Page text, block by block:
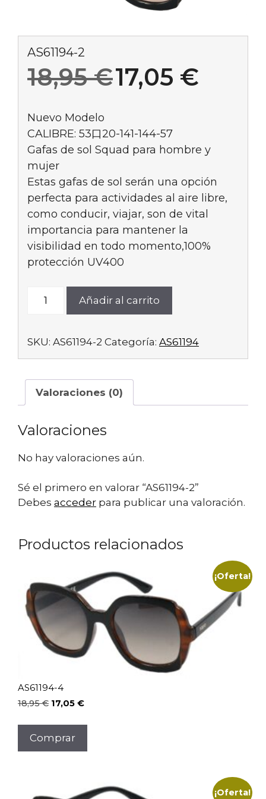
AS61194-2
18,95€El
original
era:
18,95 €.
17,05 €
es:
Nuevo Modelo
CALIBRE: 53口20-141-144-57
Gafas de sol Squad para hombre y
mujer
Estas gafas de sol serán una opción
perfecta para actividades al aire libre,
como conducir, viajar, son de vital
importancia para mantener la
visibilidad en todo momento,100%
protección UV400
Añadir al carrito
SKU: AS61194-2 Categoría: AS61194
Valoraciones (0)
Valoraciones
No hay valoraciones aún.
Sé el primero en valorar “AS61194-2”
Debes acceder para publicar una valoración.
Productos relacionados
¡Oferta!
AS61194-4
18,95€ El
original
era:
18,95 €.
17,05 €El
actual
17,05 €.
Comprar
¡Oferta!